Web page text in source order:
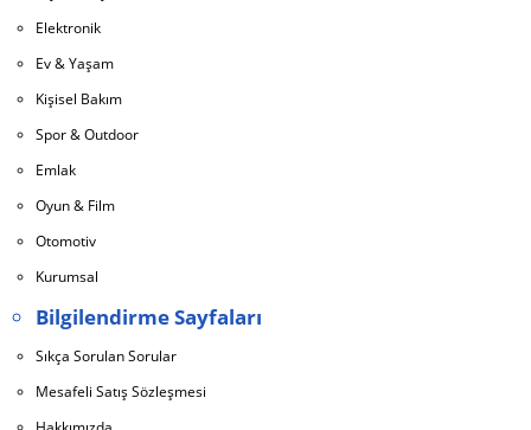
Elektronik
Ev & Yaşam
Kişisel Bakım
Spor & Outdoor
Emlak
Oyun & Film
Otomotiv
Kurumsal
Bilgilendirme Sayfaları
Sıkça Sorulan Sorular
Mesafeli Satış Sözleşmesi